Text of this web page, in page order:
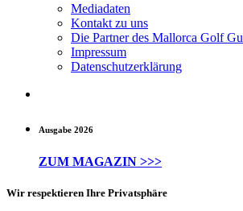
Mediadaten
Kontakt zu uns
Die Partner des Mallorca Golf
Impressum
Datenschutzerklärung
Ausgabe 2026
ZUM MAGAZIN >>>
Wir respektieren Ihre Privatsphäre